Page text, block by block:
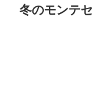
冬のモンテ